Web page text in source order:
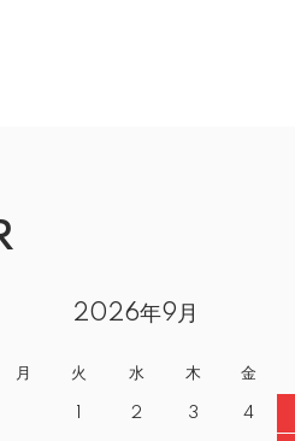
2026年9月
月 火 水 木 金
2 3 4